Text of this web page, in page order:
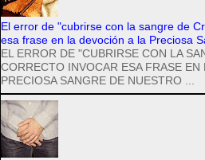
El error de "cubrirse con la sangre de
esa frase en la devoción a la Preciosa
EL ERROR DE "CUBRIRSE CON LA
CORRECTO INVOCAR ESA FRASE EN
PRECIOSA SANGRE DE NUESTRO ...